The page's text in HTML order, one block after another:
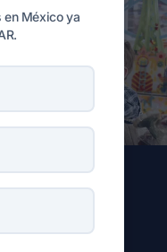
en México ya